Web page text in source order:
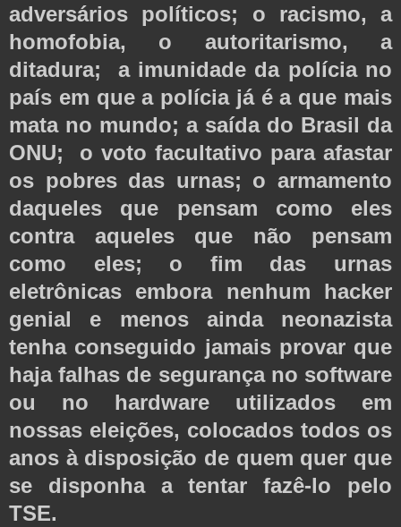
adversários políticos; o racismo, a
homofobia, o autoritarismo, a
ditadura; a imunidade da polícia no
país em que a polícia já é a que mais
mata no mundo; a saída do Brasil da
ONU; o voto facultativo para afastar
os pobres das urnas; o armamento
daqueles que pensam como eles
contra aqueles que não pensam
como eles; o fim das urnas
eletrônicas embora nenhum hacker
genial e menos ainda neonazista
tenha conseguido jamais provar que
haja falhas de segurança no software
ou no hardware utilizados em
nossas eleições, colocados todos os
anos à disposição de quem quer que
se disponha a tentar fazê-lo pelo
TSE.